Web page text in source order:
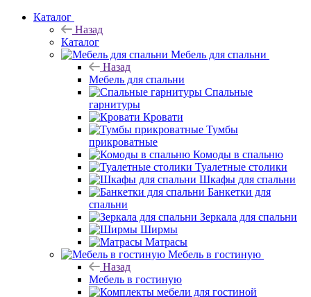
Каталог
Назад
Каталог
Мебель для спальни
Назад
Мебель для спальни
Спальные
гарнитуры
Кровати
Тумбы
прикроватные
Комоды в спальню
Туалетные столики
Шкафы для спальни
Банкетки для
спальни
Зеркала для спальни
Ширмы
Матрасы
Мебель в гостиную
Назад
Мебель в гостиную